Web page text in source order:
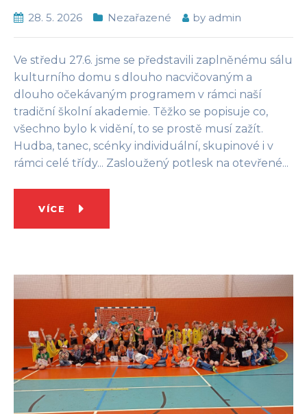
28. 5. 2026 Nezařazené by admin
Ve středu 27.6. jsme se představili zaplněnému sálu
kulturního domu s dlouho nacvičovaným a
dlouho očekávaným programem v rámci naší
tradiční školní akademie. Těžko se popisuje co,
všechno bylo k vidění, to se prostě musí zažít.
Hudba, tanec, scénky individuální, skupinové i v
rámci celé třídy... Zasloužený potlesk na otevřené...
VÍCE